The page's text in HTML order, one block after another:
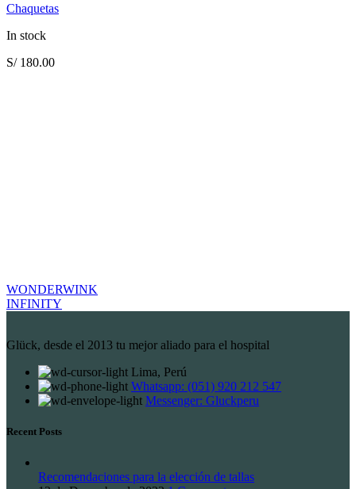
Chaquetas
In stock
S/180.00
WONDERWINK
INFINITY
Glück, desde el 2013 tu mejor aliado para el hospital
Lima, Perú
Whatsapp: (051) 920 212 547
Messenger: Gluckperu
Recent Posts
Recomendaciones para la elección de tallas